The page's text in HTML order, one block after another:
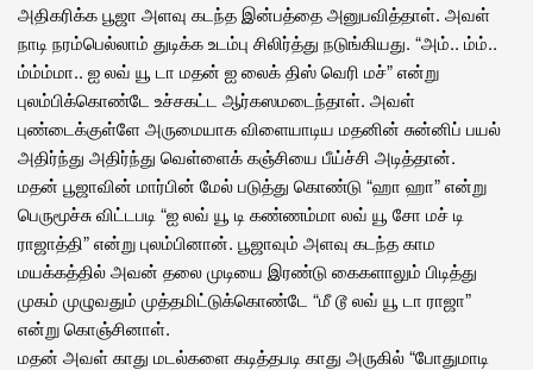
அதிகரிக்க பூஜா அளவு கடந்த இன்பத்தை அனுபவித்தாள். அவள்
நாடி நரம்பெல்லாம் துடிக்க உடம்பு சிலிர்த்து நடுங்கியது. “அம்.. ம்ம்..
ம்ம்ம்மா.. ஐ லவ் யூ டா மதன் ஐ லைக் திஸ் வெரி மச்” என்று
புலம்பிக்கொண்டே உச்சகட்ட ஆர்கஸமடைந்தாள். அவள்
புண்டைக்குள்ளே அருமையாக விளையாடிய மதனின் சுன்னிப் பயல்
அதிர்ந்து அதிர்ந்து வெள்ளைக் கஞ்சியை பீய்ச்சி அடித்தான்.
மதன் பூஜாவின் மார்பின் மேல் படுத்து கொண்டு “ஹா ஹா” என்று
பெருமூச்சு விட்டபடி “ஐ லவ் யூ டி கண்ணம்மா லவ் யூ சோ மச் டி
ராஜாத்தி” என்று புலம்பினான். பூஜாவும் அளவு கடந்த காம
மயக்கத்தில் அவன் தலை முடியை இரண்டு கைகளாலும் பிடித்து
முகம் முழுவதும் முத்தமிட்டுக்கொண்டே “மீ டூ லவ் யூ டா ராஜா”
என்று கொஞ்சினாள்.
மதன் அவள் காது மடல்களை கடித்தபடி காது அருகில் “போதுமாடி